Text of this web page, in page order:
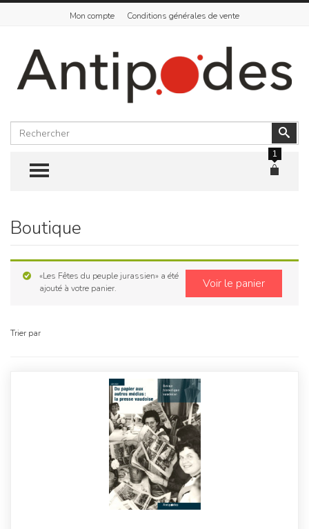
Mon compte Conditions générales de vente
Rechercher
TOGGLE MENU
1
Skip
content
Boutique
Voir le panier
«Les Fêtes du peuple jurassien» a été
ajouté à votre panier.
Trier par